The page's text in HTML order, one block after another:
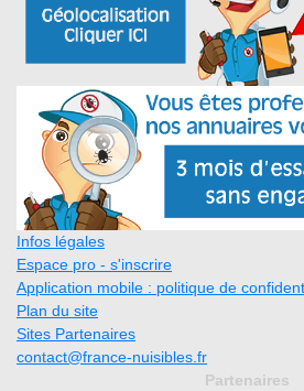
Infos légales
Espace pro - s'inscrire
Application mobile : politique de
Plan du site
Sites Partenaires
contact@france-nuisibles.fr
Partenaires